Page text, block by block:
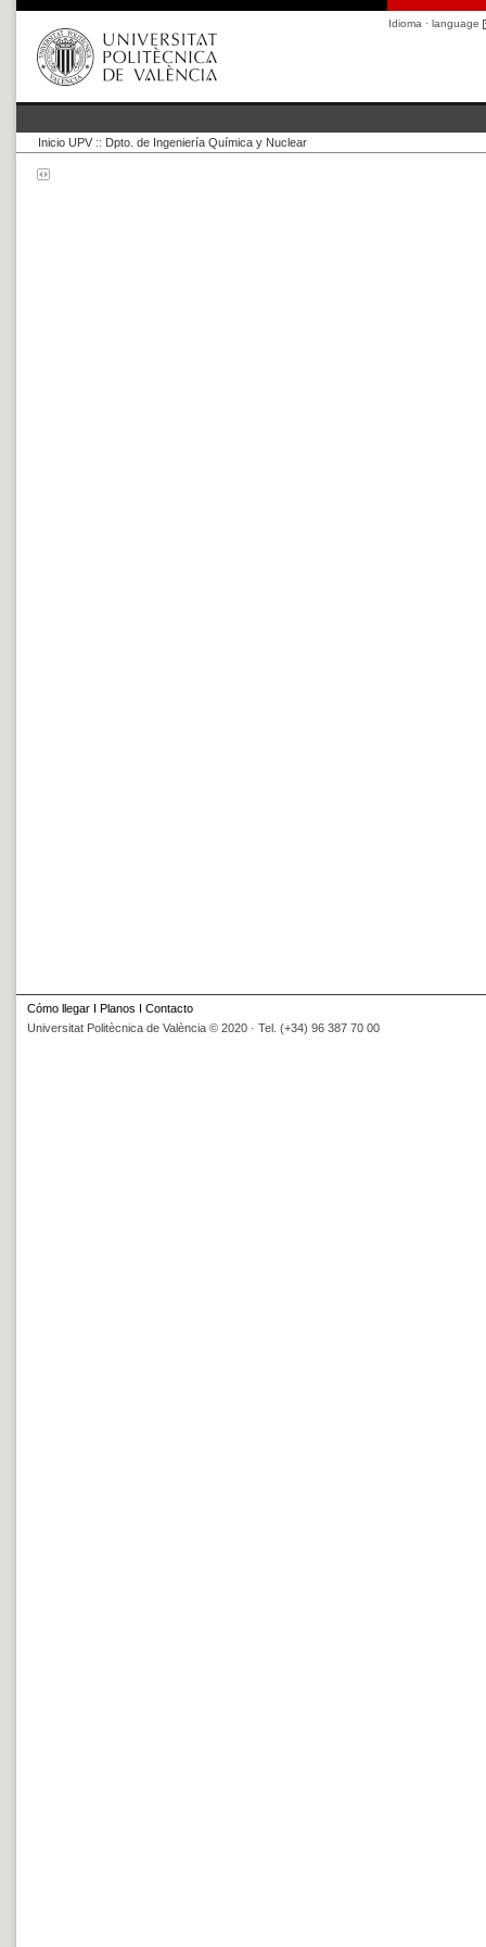
Idioma · language
Inicio UPV :: Dpto. de Ingeniería Química y Nuclear
Cómo llegar I Planos I Contacto
Universitat Politècnica de València © 2020 · Tel. (+34) 96 387 70 00